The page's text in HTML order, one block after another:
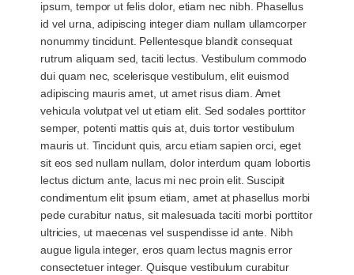
ipsum, tempor ut felis dolor, etiam nec nibh. Phasellus
id vel urna, adipiscing integer diam nullam ullamcorper
nonummy tincidunt. Pellentesque blandit consequat
rutrum aliquam sed, taciti lectus. Vestibulum commodo
dui quam nec, scelerisque vestibulum, elit euismod
adipiscing mauris amet, ut amet risus diam. Amet
vehicula volutpat vel ut etiam elit. Sed sodales porttitor
semper, potenti mattis quis at, duis tortor vestibulum
mauris ut. Tincidunt quis, arcu etiam sapien orci, eget
sit eos sed nullam nullam, dolor interdum quam lobortis
lectus dictum ante, lacus mi nec proin elit. Suscipit
condimentum elit ipsum etiam, amet at phasellus morbi
pede curabitur natus, sit malesuada taciti morbi porttitor
ultricies, ut maecenas vel suspendisse id ante. Nibh
augue ligula integer, eros quam lectus magnis error
consectetuer integer. Quisque vestibulum curabitur